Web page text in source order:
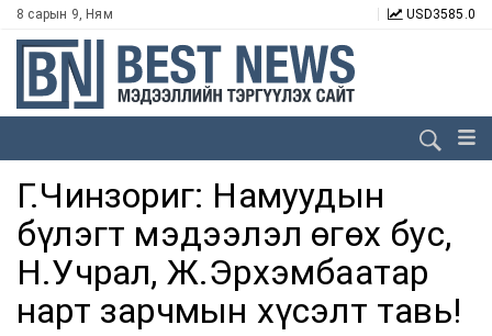
8 сарын 9, Ням USD3585.0
Г.Чинзориг: Намуудын
бүлэгт мэдээлэл өгөх бус,
Н.Учрал, Ж.Эрхэмбаатар
нарт зарчмын хүсэлт тавь!